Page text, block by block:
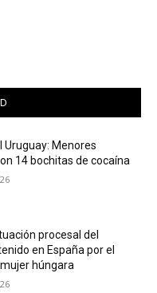
Uruguay: Menores
14 bochitas de cocaína
procesal del
en España por el
húngara